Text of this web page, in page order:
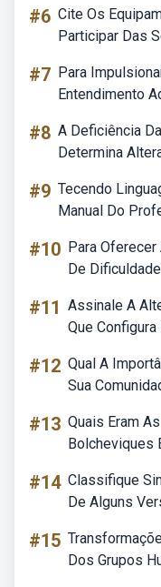
#6 Cite Os
Participar Das
#7 Para
Entendimento
#8 A Deficiência
Determina
#9 Tecendo
Manual Do
#10 Para
De
#11 Assinale A
Que
#12 Qual A
Sua
#13 Quais Eram
Bolcheviques
#14 Classifique
De Alguns
#15
Dos Grupos